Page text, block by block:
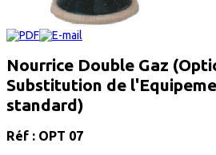
Nourrice Double Gaz
Substitution de
standard)
Réf : OPT 07